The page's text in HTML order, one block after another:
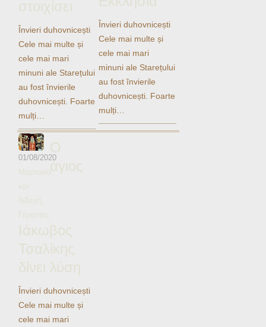
Ηχητικά
στοιχίσει
Învieri duhovnicești
Cele mai multe și
cele mai mari
minuni ale Starețului
au fost învierile
duhovnicești. Foarte
mulți…
Învieri duhovnicești
Cele mai multe și
cele mai mari
minuni ale Starețului
au fost învierile
duhovnicești. Foarte
mulți…
01/08/2020
Μαρτυρία
και
διδαχή
Γέροντες
Ο
άγιος
Ιάκωβος
Τσαλίκης
δίνει λύση
Învieri duhovnicești
Cele mai multe și
cele mai mari